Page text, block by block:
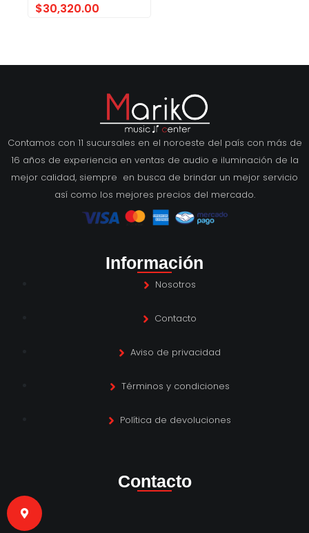
$30,320.00
Contamos con 11 sucursales en el noroeste del país con más de
16 años de experiencia en ventas de audio e iluminación de la
mejor calidad, siempre en busca de brindar un mejor servicio
así como los mejores precios del mercado.
Información
Nosotros
Contacto
Aviso de privacidad
Términos y condiciones
Política de devoluciones
Contacto